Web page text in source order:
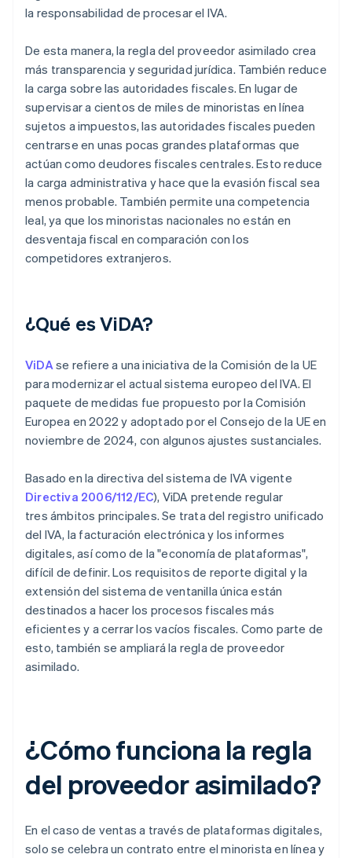
la responsabilidad de procesar el IVA.
De esta manera, la regla del proveedor asimilado crea
más transparencia y seguridad jurídica. También reduce
la carga sobre las autoridades fiscales. En lugar de
supervisar a cientos de miles de minoristas en línea
sujetos a impuestos, las autoridades fiscales pueden
centrarse en unas pocas grandes plataformas que
actúan como deudores fiscales centrales. Esto reduce
la carga administrativa y hace que la evasión fiscal sea
menos probable. También permite una competencia
leal, ya que los minoristas nacionales no están en
desventaja fiscal en comparación con los
competidores extranjeros.
¿Qué es ViDA?
ViDAse refiere a una iniciativa de la Comisión de la UE
para modernizar el actual sistema europeo del IVA. El
paquete de medidas fue propuesto por la Comisión
Europea en 2022 y adoptado por el Consejo de la UE en
noviembre de 2024, con algunos ajustes sustanciales.
Basado en la directiva del sistema de IVA vigente
Directiva 2006/112/EC), ViDA pretende regular
tres ámbitos principales. Se trata del registro unificado
del IVA, la facturación electrónica y los informes
digitales, así como de la "economía de plataformas",
difícil de definir. Los requisitos de reporte digital y la
extensión del sistema de ventanilla única están
destinados a hacer los procesos fiscales más
eficientes y a cerrar los vacíos fiscales. Como parte de
esto, también se ampliará la regla de proveedor
asimilado.
¿Cómo funciona la regla
del proveedor asimilado?
En el caso de ventas a través de plataformas digitales,
solo se celebra un contrato entre el minorista en línea y